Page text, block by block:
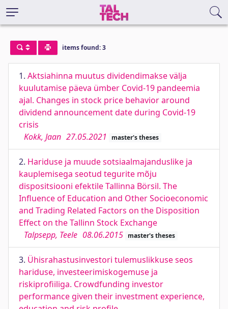
items found: 3
1. Aktsiahinna muutus dividendimakse välja
kuulutamise päeva ümber Covid-19 pandeemia
ajal. Changes in stock price behavior around
dividend announcement date during Covid-19
crisis
Kokk, Jaan 27.05.2021 master's theses
2. Hariduse ja muude sotsiaalmajanduslike ja
kauplemisega seotud tegurite mõju
dispositsiooni efektile Tallinna Börsil. The
Influence of Education and Other Socioeconomic
and Trading Related Factors on the Disposition
Effect on the Tallinn Stock Exchange
Talpsepp, Teele 08.06.2015 master's theses
3. Ühisrahastusinvestori tulemuslikkuse seos
hariduse, investeerimiskogemuse ja
riskiprofiiliga. Crowdfunding investor
performance given their investment experience,